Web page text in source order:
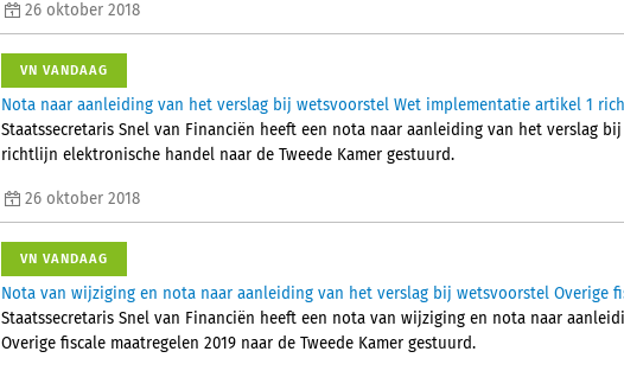
26 oktober 2018
VN VANDAAG
Nota naar aanleiding van het verslag bij wetsvoorstel Wet implementatie artikel 1
Staatssecretaris Snel van Financiën heeft een nota naar aanleiding van het verslag
richtlijn elektronische handel naar de Tweede Kamer gestuurd.
26 oktober 2018
VN VANDAAG
Nota van wijziging en nota naar aanleiding van het verslag bij wetsvoorstel Overige
Staatssecretaris Snel van Financiën heeft een nota van wijziging en nota naar
Overige fiscale maatregelen 2019 naar de Tweede Kamer gestuurd.